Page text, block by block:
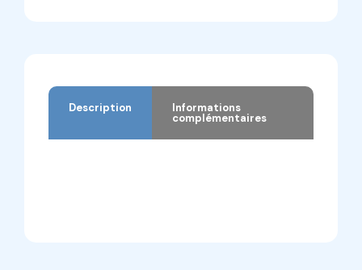
Description Informations
complémentaires